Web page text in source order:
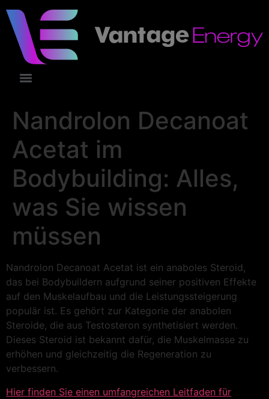
Nandrolon Decanoat
Acetat im
Bodybuilding: Alles,
was Sie wissen
müssen
Nandrolon Decanoat Acetat ist ein anaboles Steroid,
das bei Bodybuildern aufgrund seiner positiven Effekte
auf den Muskelaufbau und die Leistungssteigerung
populär ist. Es gehört zur Kategorie der anabolen
Steroide, die aus Testosteron synthetisiert werden.
Dieses Steroid ist bekannt dafür, die Muskelmasse zu
erhöhen und gleichzeitig die Regeneration zu
verbessern.
Hier finden Sie einen umfangreichen Leitfaden für